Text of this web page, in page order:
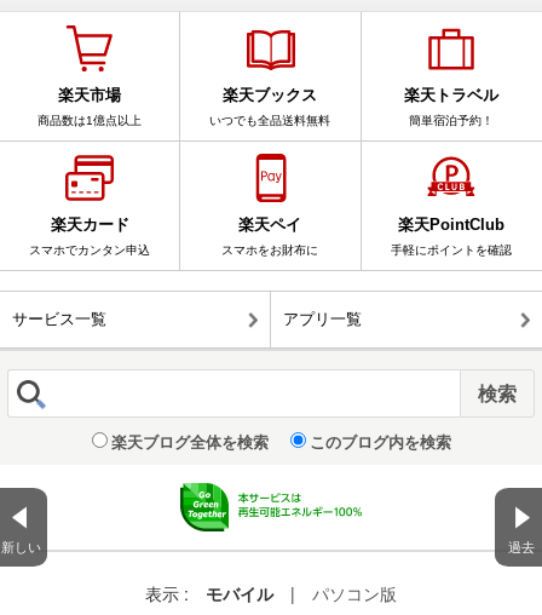
新しい 過去
楽天市場
商品数は1億点以上
楽天ブックス
いつでも全品送料無料
楽天トラベル
簡単宿泊予約！
楽天カード
スマホでカンタン申込
楽天ペイ
スマホをお財布に
楽天PointClub
手軽にポイントを確認
サービス一覧 アプリ一覧
楽天ブログ全体を検索 このブログ内を検索
表示 : モバイル | パソコン版